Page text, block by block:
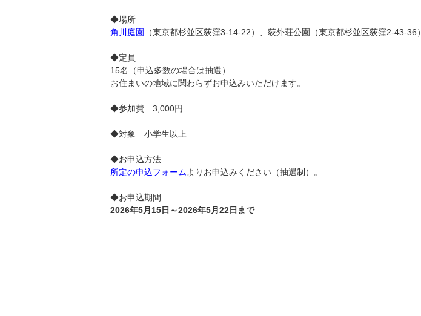
◆場所
角川庭園
（東京都杉並区荻窪3-14-22）、荻外荘公園（東京都杉並区荻窪2-43-36）
◆定員
15名（申込多数の場合は抽選）
お住まいの地域に関わらずお申込みいただけます。
◆参加費 3,000円
◆対象 小学生以上
◆お申込方法
所定の申込フォームよりお申込みください（抽選制）。
◆お申込期間
2026年5月15日～2026年5月22日まで